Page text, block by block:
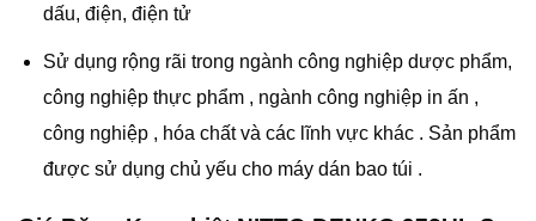
dấu, điện, điện tử
Sử dụng rộng rãi trong ngành công nghiệp dược phẩm,
công nghiệp thực phẩm , ngành công nghiệp in ấn ,
công nghiệp , hóa chất và các lĩnh vực khác . Sản phẩm
được sử dụng chủ yếu cho máy dán bao túi .